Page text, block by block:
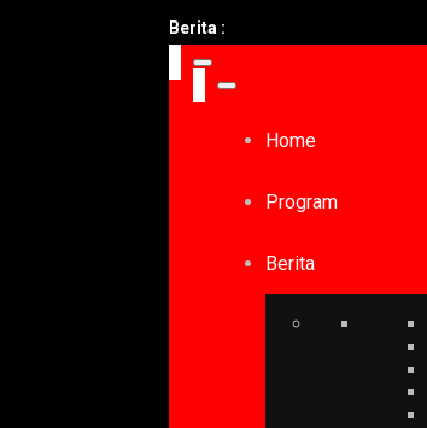
Berita :
Home
Program
Berita